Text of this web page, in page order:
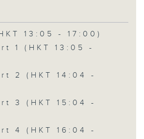
13:05 - 17:00)
1 (HKT 13:05 -
2 (HKT 14:04 -
3 (HKT 15:04 -
4 (HKT 16:04 -